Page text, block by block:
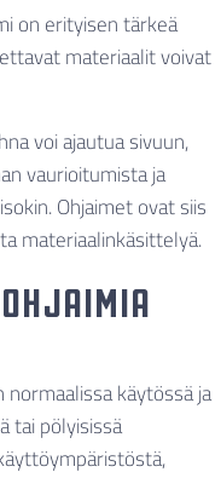
on erityisen tärkeä
materiaalit voivat
voi ajautua sivuun,
vaurioitumista ja
Ohjaimet ovat siis
materiaalinkäsittelyä.
käytössä ja
tai pölyisissä